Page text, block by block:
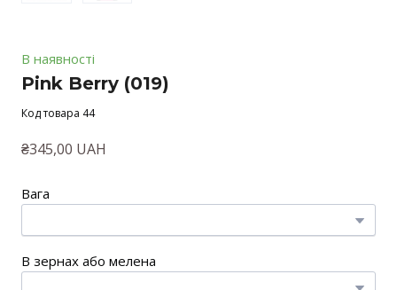
В наявності
Pink Berry (019)
Код товара 44
₴345,00 UAH
Вага
В зернах або мелена